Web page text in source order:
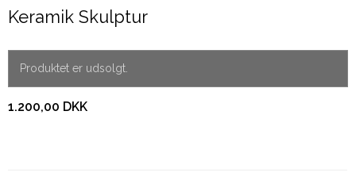
Keramik Skulptur
Produktet er udsolgt.
1.200,00 DKK